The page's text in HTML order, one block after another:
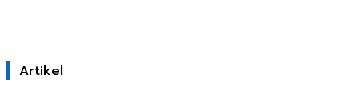
Artikel